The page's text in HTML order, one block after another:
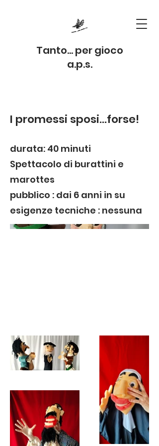
Tanto...pergioco
a.p.s.
I promessi sposi...forse!
durata: 40 minuti
Spettacolo di burattini e
marottes
pubblico : dai 6 anni in su
esigenze tecniche : nessuna